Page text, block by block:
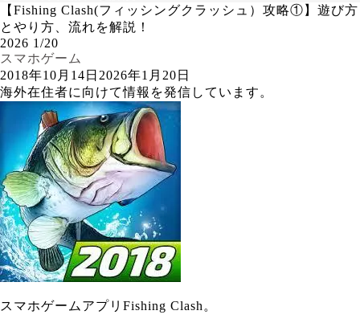
【Fishing Clash(フィッシングクラッシュ）攻略①】遊び方
とやり方、流れを解説！
2026 1/20
スマホゲーム
2018年10月14日 2026年1月20日
海外在住者に向けて情報を発信しています。
スマホゲームアプリFishing Clash。